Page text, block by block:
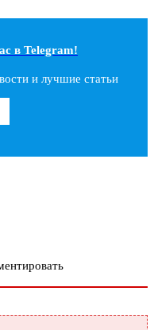
в Telegram!
и лучшие статьи